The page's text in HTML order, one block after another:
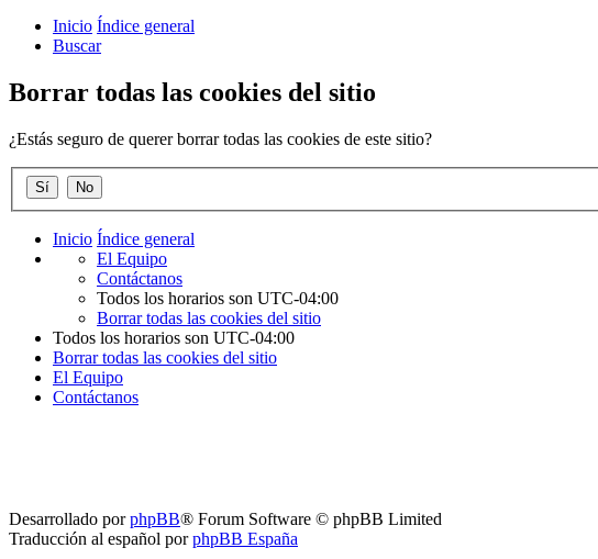
Inicio Índice general
Buscar
Borrar todas las cookies del sitio
¿Estás seguro de querer borrar todas las cookies de este sitio?
Inicio Índice general
El Equipo
Contáctanos
Todos los horarios son UTC-04:00
Borrar todas las cookies del sitio
Todos los horarios son UTC-04:00
Borrar todas las cookies del sitio
El Equipo
Contáctanos
Desarrollado porphpBB® Forum Software © phpBB Limited
Traducción al español porphpBB España